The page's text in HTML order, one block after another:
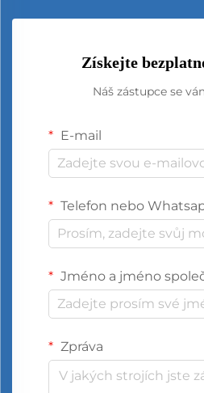
Získejte
Náš zástupce se
E-mail
Telefon nebo
Jméno a jméno
Zpráva